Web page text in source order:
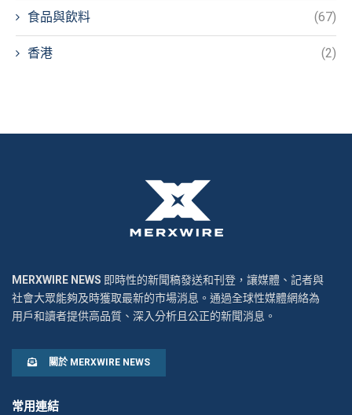
食品與飲料 (67)
香港 (2)
MERXWIRE NEWS 即時性的新聞稿發送和刊登，讓媒體、記者與
社會大眾能夠及時獲取最新的市場消息。通過全球性媒體網絡為
用戶和讀者提供高品質、深入分析且公正的新聞消息。
關於 MERXWIRE NEWS
常用連結